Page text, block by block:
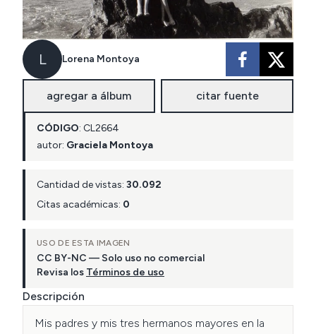
L Lorena Montoya
agregar a álbum citar fuente
CÓDIGO: CL2664
autor: Graciela Montoya
Cantidad de vistas: 30.092
Citas académicas: 0
USO DE ESTA IMAGEN
CC BY-NC — Solo uso no comercial
Revisa los Términos de uso
Descripción
Mis padres y mis tres hermanos mayores en la